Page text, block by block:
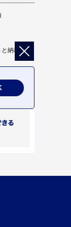
納税